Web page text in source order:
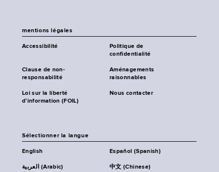
mentions légales
Accessibilité
Politique de
confidentialité
Clause de non-
responsabilité
Aménagements
raisonnables
Loi sur la liberté
d’information (FOIL)
Nous contacter
Sélectionner la langue
English Español (Spanish)
العربية (Arabic) 中文 (Chinese)